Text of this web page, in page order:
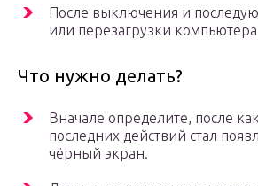
После выключения и
или перезагрузки
Что нужно делать?
Вначале определите, после
последних действий стал
чёрный экран.